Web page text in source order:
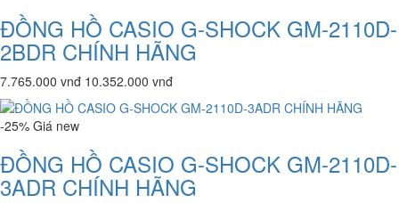
ĐỒNG HỒ CASIO G-SHOCK GM-2110D-
2BDR CHÍNH HÃNG
7.765.000 vnđ 10.352.000 vnđ
-25% Giá new
ĐỒNG HỒ CASIO G-SHOCK GM-2110D-
3ADR CHÍNH HÃNG